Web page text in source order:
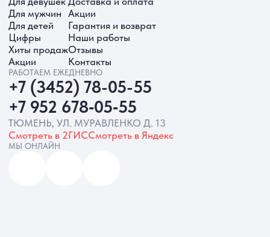
ИП Батырева Марина Александровна,
ИНН 720413822766, ОГРНИП
325723200064191
Политика обработки ПД
Согласие на обработку ПД
Политика Cookie
Согласие на рекламную рассылку
Разработка сайта